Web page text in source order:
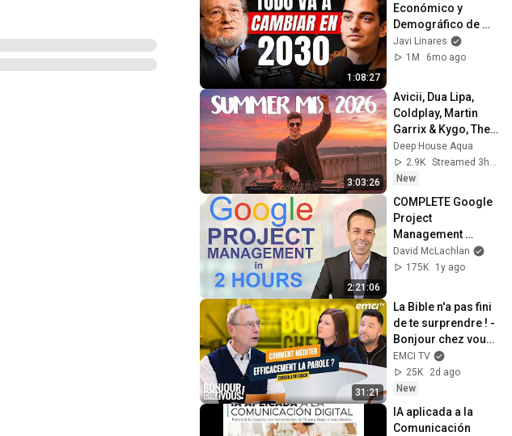
1:08:27
Económico y
Demográfico de
Occidente
(Santiago Niño
Javi Linares
1M
6mo ago
3:03:26
Avicii, Dua Lipa,
Coldplay, Martin
Garrix & Kygo, The
Chainsmokers
Style - SUMMER
DEEP HOUSE Mix
Deep House Aqua
2.9K
Streamed 3h ago
New
2:21:06
COMPLETE Google
Project
Management
Certificate Course
in just 2 HOURS
David McLachlan
175K
1y ago
31:21
La Bible n'a pas fini
de te surprendre ! -
Bonjour chez vous !
- Philippe Bak
EMCI TV
25K
2d ago
New
IA aplicada a la
Comunicación